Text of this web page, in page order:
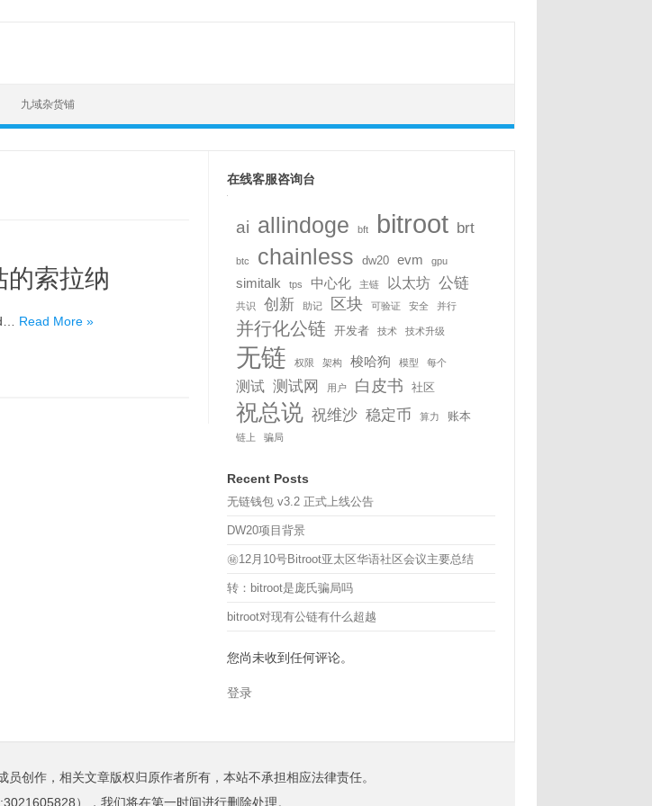
九域杂货铺
的索拉纳
Read More »
在线客服咨询台
ai allindoge bft bitroot brt
btc chainless dw20 evm gpu
simitalk tps 中心化 主链 以太坊 公链
共识 创新 助记 区块 可验证 安全 并行
并行化公链 开发者 技术 技术升级
无链 权限 架构 梭哈狗 模型 每个
测试 测试网 用户 白皮书 社区
祝总说 祝维沙 稳定币 算力 账本
链上 骗局
Recent Posts
无链钱包 v3.2 正式上线公告
DW20项目背景
㊙️12月10号Bitroot亚太区华语社区会议主要总结
转：bitroot是庞氏骗局吗
bitroot对现有公链有什么超越
您尚未收到任何评论。
登录
创作，相关文章版权归原作者所有，本站不承担相应法律责任。
），我们将在第一时间进行删除处理。